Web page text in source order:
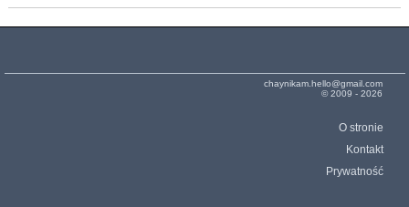
chaynikam.hello@gmail.com
© 2009 - 2026
O stronie
Kontakt
Prywatność